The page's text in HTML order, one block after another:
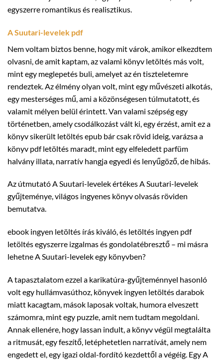
egyszerre romantikus és realisztikus.
A Suutari-levelek pdf
Nem voltam biztos benne, hogy mit várok, amikor elkezdtem
olvasni, de amit kaptam, az valami könyv letöltés más volt,
mint egy meglepetés buli, amelyet az én tiszteletemre
rendeztek. Az élmény olyan volt, mint egy művészeti alkotás,
egy mesterséges mű, ami a közönségesen túlmutatott, és
valamit mélyen belül érintett. Van valami szépség egy
történetben, amely csodálkozást vált ki, egy érzést, amit ez a
könyv sikerült letöltés epub bár csak rövid ideig, varázsa a
könyv pdf letöltés maradt, mint egy elfeledett parfüm
halvány illata, narratív hangja egyedi és lenyűgöző, de hibás.
Az útmutató A Suutari-levelek értékes A Suutari-levelek
gyűjteménye, világos ingyenes könyv olvasás röviden
bemutatva.
ebook ingyen letöltés írás kiváló, és letöltés ingyen pdf
letöltés egyszerre izgalmas és gondolatébresztő – mi másra
lehetne A Suutari-levelek egy könyvben?
A tapasztalatom ezzel a karikatúra-gyűjteménnyel hasonló
volt egy hullámvasúthoz, könyvek ingyen letöltés darabok
miatt kacagtam, mások laposak voltak, humora elveszett
számomra, mint egy puzzle, amit nem tudtam megoldani.
Annak ellenére, hogy lassan indult, a könyv végül megtalálta
a ritmusát, egy feszítő, letéphetetlen narratívát, amely nem
engedett el, egy igazi oldal-fordító kezdettől a végéig. Egy A